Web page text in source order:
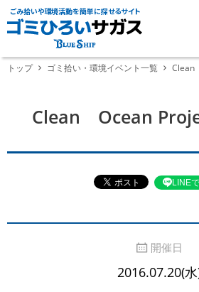
ごみ拾いや環境活動を簡単に探せるサイト
トップ ゴミ拾い・環境イベント一覧
Clean Ocean
LINE
開催日
2016.07.20(